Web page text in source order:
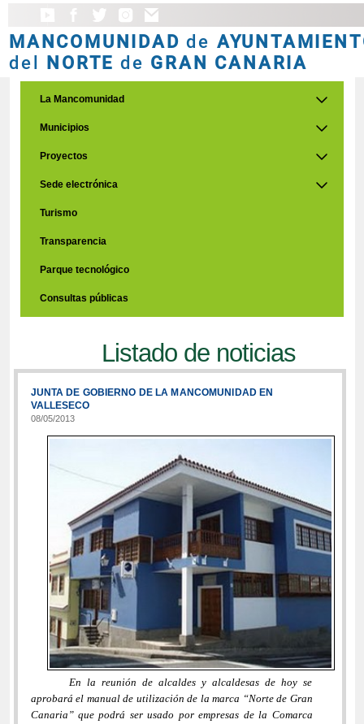
MANCOMUNIDAD de
del NORTE de GRAN CANARIA
La Mancomunidad
Municipios
Proyectos
Sede electrónica
Turismo
Transparencia
Parque tecnológico
Consultas públicas
Listado de noticias
JUNTA DE GOBIERNO DE LA MANCOMUNIDAD EN
VALLESECO
08/05/2013
En la reunión de alcaldes y alcaldesas de hoy se
aprobará el manual de utilización de la marca “Norte de Gran
Canaria” que podrá ser usado por empresas de la Comarca